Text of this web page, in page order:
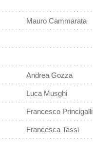
Mauro Cammarata
Andrea Gozza
Luca Musghi
Francesco Princigalli
Francesca Tassi